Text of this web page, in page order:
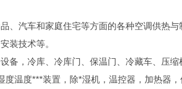
、汽车和家庭住宅等方面的各种空调供热
装技术等。
备，冷库、冷库门、保温门、冷藏车、压
度温度***装置，除*湿机，温控器，加热器